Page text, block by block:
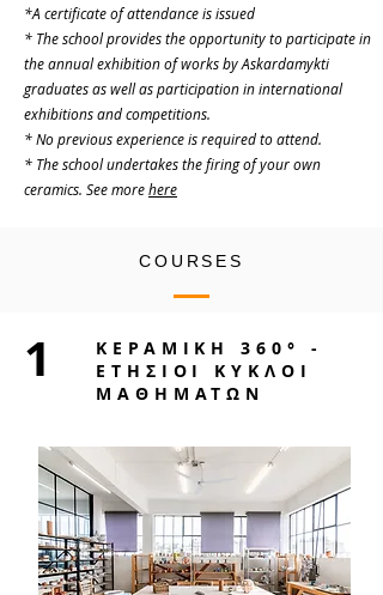
*A certificate of attendance is issued
* The school provides the opportunity to participate in
the annual exhibition of works by Askardamykti
graduates as well as participation in international
exhibitions and competitions.
* No previous experience is required to attend.
* The school undertakes the firing of your own
ceramics. See morehere
COURSES
1
ΚΕΡΑΜΙΚΗ 360° -
ΕΤΗΣΙΟΙ ΚΥΚΛΟΙ
ΜΑΘΗΜΑΤΩΝ